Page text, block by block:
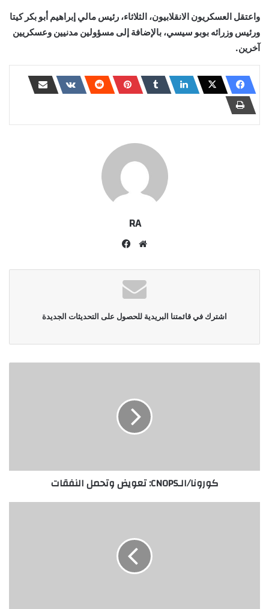
واعتقل العسكريون الانقلابيون، الثلاثاء، رئيس مالي إبراهيم أبو بكر كيتا
ورئيس وزرائه بوبو سيسي، بالإضافة إلى مسؤولين مدنيين وعسكريين
آخرين.
RA
موقع
اشترك في قائمتنا البريدية للحصول على التحديثات الجديدة
كورونا/الـCNOPS: تعويض وتحمل النفقات